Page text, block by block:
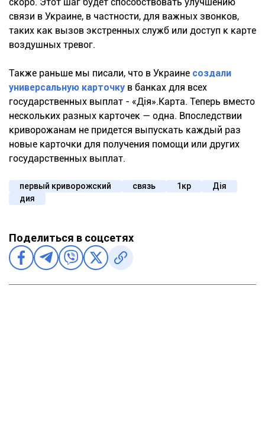
связи в Украине, в частности, для важных звонков,
таких как вызов экстренных служб или доступ к карте
воздушных тревог.
Также раньше мы писали, что в Украине создали
универсальную карточку в банках для всех
государственных выплат - «Дія».Карта. Теперь вместо
нескольких разных карточек — одна. Впоследствии
криворожанам не придется выпускать каждый раз
новые карточки для получения помощи или других
государственных выплат.
первый криворожский связь 1кр
Дія
дия
Поделиться в соцсетях